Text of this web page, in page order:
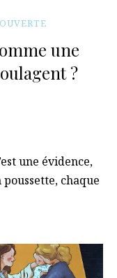
une
?
une évidence,
chaque